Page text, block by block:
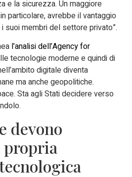
e la sicurezza. Un maggiore
particolare, avrebbe il vantaggio
suoi membri del settore privato”.
l’analisi dell’Agency for
tecnologie moderne e quindi di
digitale diventa
ma anche geopolitiche.
Sta agli Stati decidere verso
devono
propria